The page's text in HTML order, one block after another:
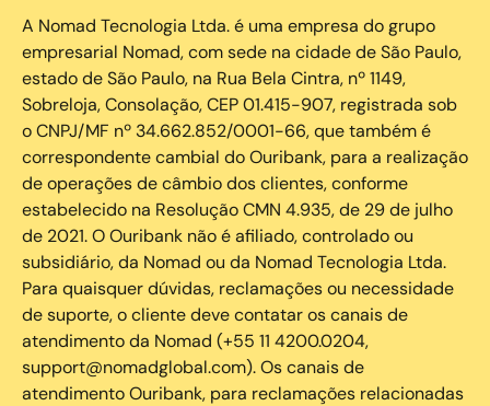
A Nomad Tecnologia Ltda. é uma empresa do grupo
empresarial Nomad, com sede na cidade de São Paulo,
estado de São Paulo, na Rua Bela Cintra, nº 1149,
Sobreloja, Consolação, CEP 01.415-907, registrada sob
o CNPJ/MF nº 34.662.852/0001-66, que também é
correspondente cambial do Ouribank, para a realização
de operações de câmbio dos clientes, conforme
estabelecido na Resolução CMN 4.935, de 29 de julho
de 2021. O Ouribank não é afiliado, controlado ou
subsidiário, da Nomad ou da Nomad Tecnologia Ltda.
Para quaisquer dúvidas, reclamações ou necessidade
de suporte, o cliente deve contatar os canais de
atendimento da Nomad (+55 11 4200.0204,
support@nomadglobal.com). Os canais de
atendimento Ouribank, para reclamações relacionadas